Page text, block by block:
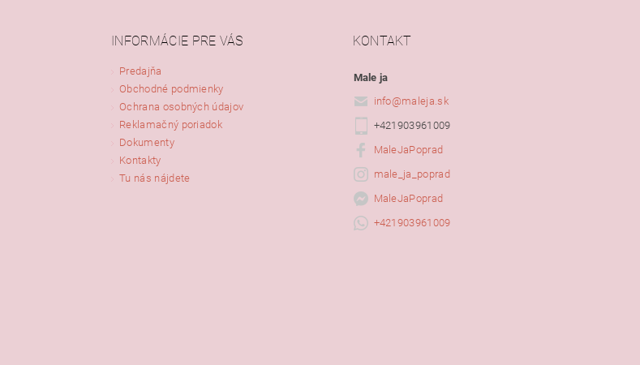
INFORMÁCIE PRE VÁS
Predajňa
Obchodné podmienky
Ochrana osobných údajov
Reklamačný poriadok
Dokumenty
Kontakty
Tu nás nájdete
KONTAKT
Male ja
info@maleja.sk
+421903961009
MaleJaPoprad
male_ja_poprad
MaleJaPoprad
+421903961009